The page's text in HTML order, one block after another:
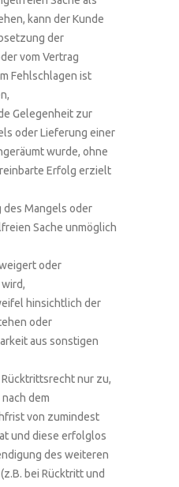
kann der Kunde
der
vom Vertrag
Fehlschlagen ist
Gelegenheit zur
oder Lieferung einer
wurde, ohne
Erfolg erzielt
des Mangels oder
Sache unmöglich
oder
hinsichtlich der
oder
aus sonstigen
nur zu,
dem
von zumindest
und diese erfolglos
des weiteren
bei Rücktritt und